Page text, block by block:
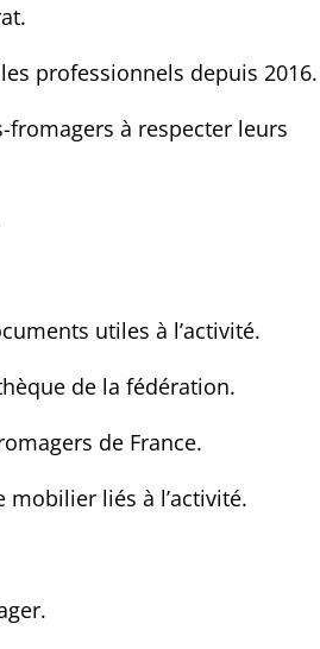
professionnels depuis 2016.
à respecter leurs
utiles à l’activité.
de la fédération.
de France.
liés à l’activité.